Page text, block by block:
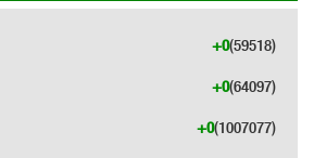
(59518)
+0
(64097)
+0
(1007077)
+0